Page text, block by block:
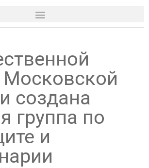
Московской
создана
группа по
и